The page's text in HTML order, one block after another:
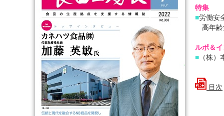
特集
■労働安
高年齢
ルポ＆
■ （株
目次